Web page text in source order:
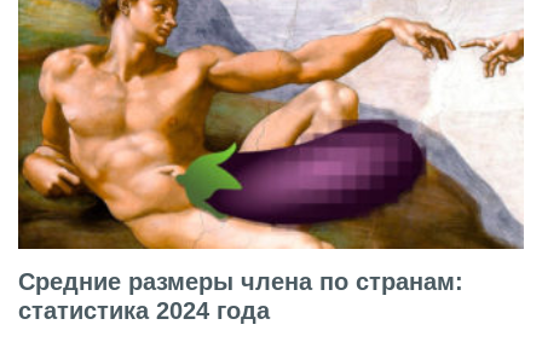
Средние размеры члена по странам:
статистика 2024 года